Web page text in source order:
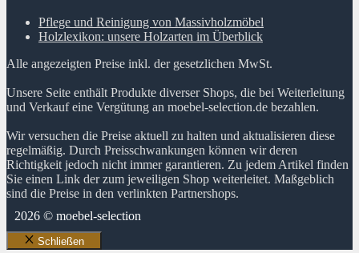
Pflege und Reinigung von Massivholzmöbel
Holzlexikon: unsere Holzarten im Überblick
Alle angezeigten Preise inkl. der gesetzlichen MwSt.
Unsere Seite enthält Produkte diverser Shops, die bei Weiterleitung
und Verkauf eine Vergütung an moebel-selection.de bezahlen.
Wir versuchen die Preise aktuell zu halten und aktualisieren diese
regelmäßig. Durch Preisschwankungen können wir deren
Richtigkeit jedoch nicht immer garantieren. Zu jedem Artikel finden
Sie einen Link der zum jeweiligen Shop weiterleitet. Maßgeblich
sind die Preise in den verlinkten Partnershops.
2026 © moebel-selection
Schließen